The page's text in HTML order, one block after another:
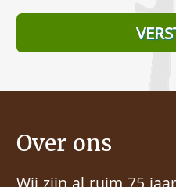
Over ons